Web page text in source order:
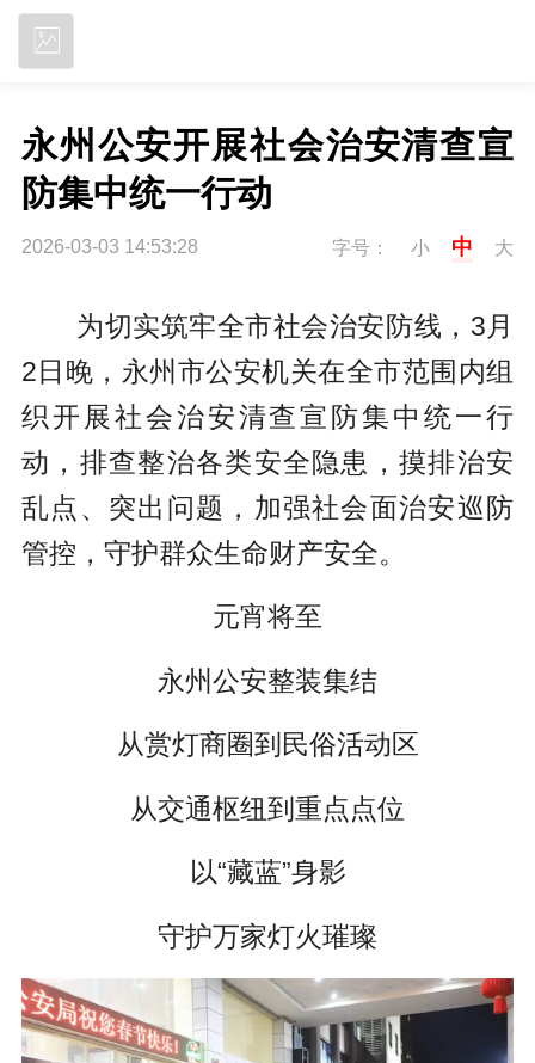
永州公安开展社会治安清查宣
防集中统一行动
2026-03-03 14:53:28 字号： 小 中 大
为切实筑牢全市社会治安防线，3月
2日晚，永州市公安机关在全市范围内组
织开展社会治安清查宣防集中统一行
动，排查整治各类安全隐患，摸排治安
乱点、突出问题，加强社会面治安巡防
管控，守护群众生命财产安全。
元宵将至
永州公安整装集结
从赏灯商圈到民俗活动区
从交通枢纽到重点点位
以“藏蓝”身影
守护万家灯火璀璨